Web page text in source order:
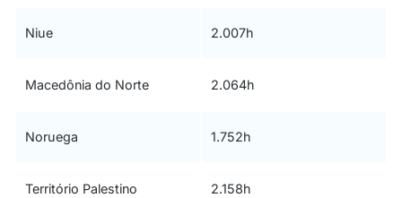
Niue 2.007h
Macedônia do Norte 2.064h
Noruega 1.752h
Território Palestino
2.158h